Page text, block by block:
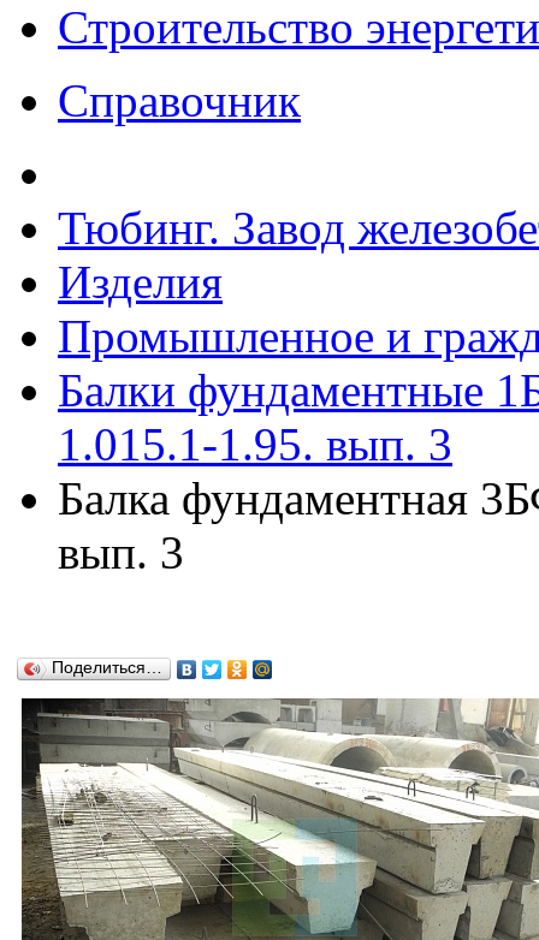
Строительство
Справочник
Тюбинг. Завод
Изделия
Промышленное и
Балки фундаментные
1.015.1-1.95. вып. 3
Балка фундаментная
вып. 3
Поделиться…